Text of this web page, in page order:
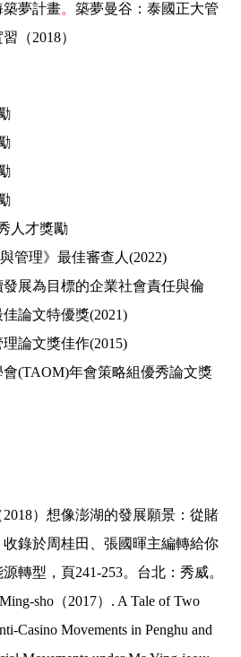
築夢計畫。 築夢曼谷：泰國正大管
（2018）
人才獎勵
管理》最佳審查人(2022)
展為目標的企業社會責任與倫
論文特優獎(2021)
論文獎佳作(2015)
(TAOM)年會策略組優秀論文獎
2018）想像澎湖的發展願景：從賭
錄於周桂田、張國暉主編轉給你
轉型，頁241-253。台北：秀威。
sho （2017） . A Tale of Two
Casino Movements in Penghu and